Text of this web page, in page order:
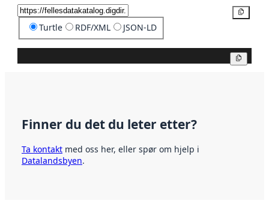
Turtle RDF/XML JSON-LD
Finner du det du leter etter?
Ta kontakt med oss her, eller spør om hjelp i
Datalandsbyen.